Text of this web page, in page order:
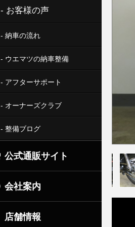
- お客様の声
- 納車の流れ
- ウエマツの納車整備
- アフターサポート
- オーナーズクラブ
- 整備ブログ
公式通販サイト
会社案内
店舗情報